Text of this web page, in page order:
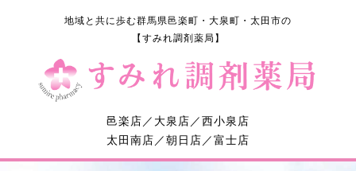
地域と共に歩む群馬県邑楽町・大泉町・太田市の
【すみれ調剤薬局】
邑楽店／大泉店／西小泉店
太田南店／朝日店／富士店